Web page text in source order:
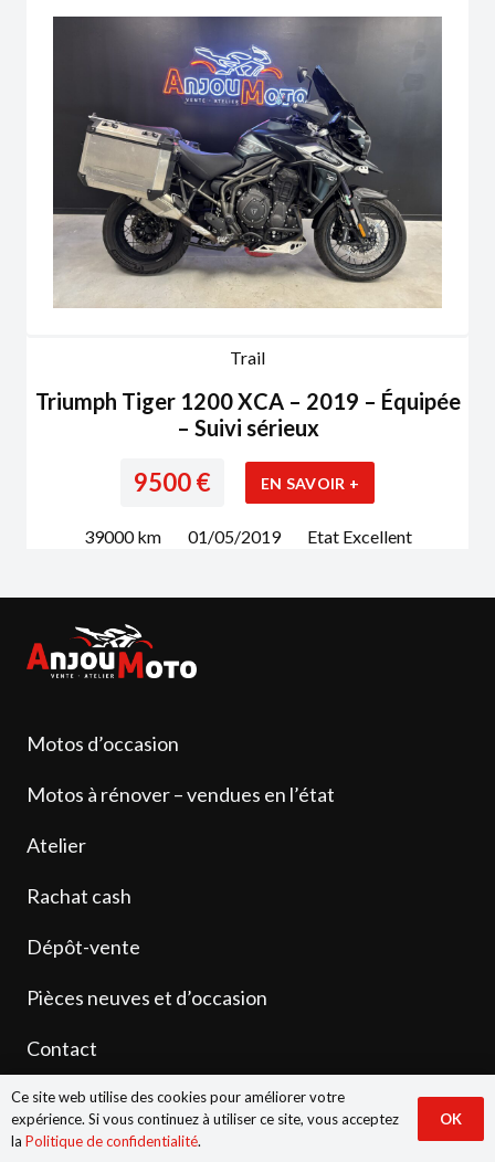
Trail
Triumph Tiger 1200 XCA – 2019 – Équipée
– Suivi sérieux
9500€ EN SAVOIR +
39000km 01/05/2019 Etat Excellent
Motos d’occasion
Motos à rénover – vendues en l’état
Atelier
Rachat cash
Dépôt-vente
Pièces neuves et d’occasion
Contact
Ce site web utilise des cookies pour améliorer votre
expérience. Si vous continuez à utiliser ce site, vous acceptez
la Politique de confidentialité.
OK